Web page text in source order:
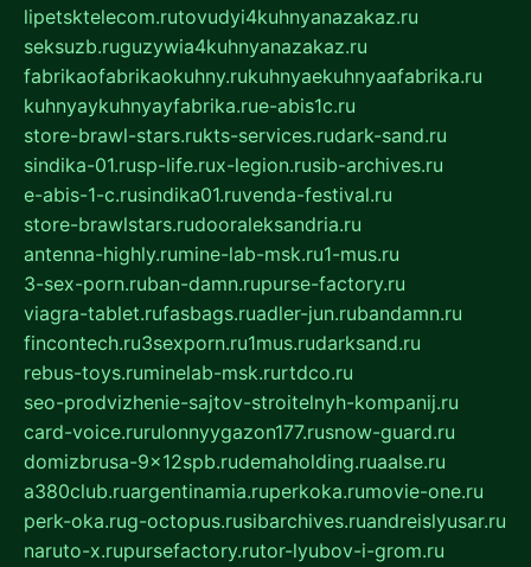
lipetsktelecom.rutovudyi4kuhnyanazakaz.ru
seksuzb.ruguzywia4kuhnyanazakaz.ru
fabrikaofabrikaokuhny.rukuhnyaekuhnyaafabrika.ru
kuhnyaykuhnyayfabrika.rue-abis1c.ru
store-brawl-stars.rukts-services.rudark-sand.ru
sindika-01.rusp-life.rux-legion.rusib-archives.ru
e-abis-1-c.rusindika01.ruvenda-festival.ru
store-brawlstars.rudooraleksandria.ru
antenna-highly.rumine-lab-msk.ru1-mus.ru
3-sex-porn.ruban-damn.rupurse-factory.ru
viagra-tablet.rufasbags.ruadler-jun.rubandamn.ru
fincontech.ru3sexporn.ru1mus.rudarksand.ru
rebus-toys.ruminelab-msk.rurtdco.ru
seo-prodvizhenie-sajtov-stroitelnyh-kompanij.ru
card-voice.rurulonnyygazon177.rusnow-guard.ru
domizbrusa-9x12spb.rudemaholding.ruaalse.ru
a380club.ruargentinamia.ruperkoka.rumovie-one.ru
perk-oka.rug-octopus.rusibarchives.ruandreislyusar.ru
naruto-x.rupursefactory.rutor-lyubov-i-grom.ru